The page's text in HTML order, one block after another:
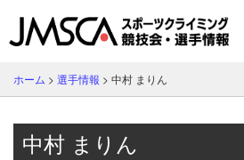
ホーム > 選手情報 > 中村 まりん
中村 まりん